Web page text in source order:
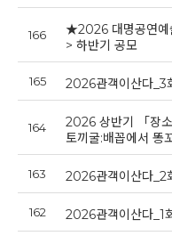
166
★2026 대명공연예
> 하반기 공모
165 2026관객이산다_3
164
2026 상반기 「장
토끼굴:배꼽에서 똥
163 2026관객이산다_2
162 2026관객이산다_1